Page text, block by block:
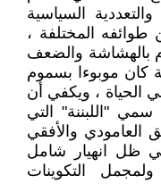
السياسية
طوائفه المختلفة ،
بالهشاشة والضعف
كان موبوءا بسموم
الحياة ، ويكفي أن
"اللبننة" التي
العامودي والأفقي
ظل انهيار شامل
التكوينات